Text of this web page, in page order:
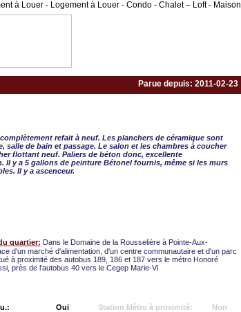
à Louer - Logement à Louer - Condo - Chalet – Loft - Maison
Parue depuis: 2011-02-23
refait à neuf. Les planchers de céramique sont
salle de bain et passage. Le salon et les chambres à coucher
flottant neuf. Paliers de béton donc, excellente
Il y a 5 gallons de peinture Bétonel fournis, même si les murs
Il y a ascenceur.
quartier: Dans le Domaine de la Rousselière à Pointe-Aux-
d'un marché d'alimentation, d'un centre communautaire et d'un parc
à proximité des autobus 189, 186 et 187 vers le métro Honoré
près de l'autobus 40 vers le Cegep Marie-Vi
Oui
Station Métro à proximité:
Non